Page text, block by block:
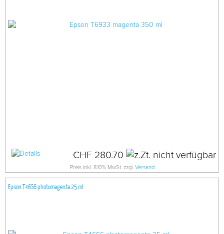
CHF 280.70
Preis inkl. 8.10% MwSt. zzgl. Versand
Epson T46S6 photomagenta 25 ml